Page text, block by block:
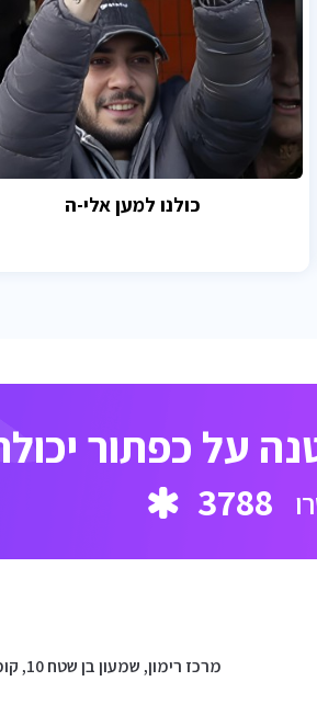
כולנו למען אלי-ה
על כפתור
3788
מרכז רימון, שמעון בן שטח 10, קומה 2, אלעד, 40800